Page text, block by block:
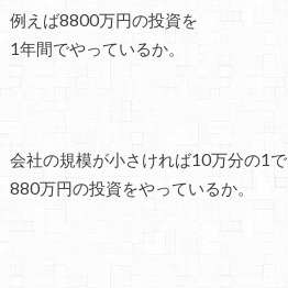
例えば8800万円の投資を
1年間でやっているか。
会社の規模が小さければ10万分の1で
880万円の投資をやっているか。